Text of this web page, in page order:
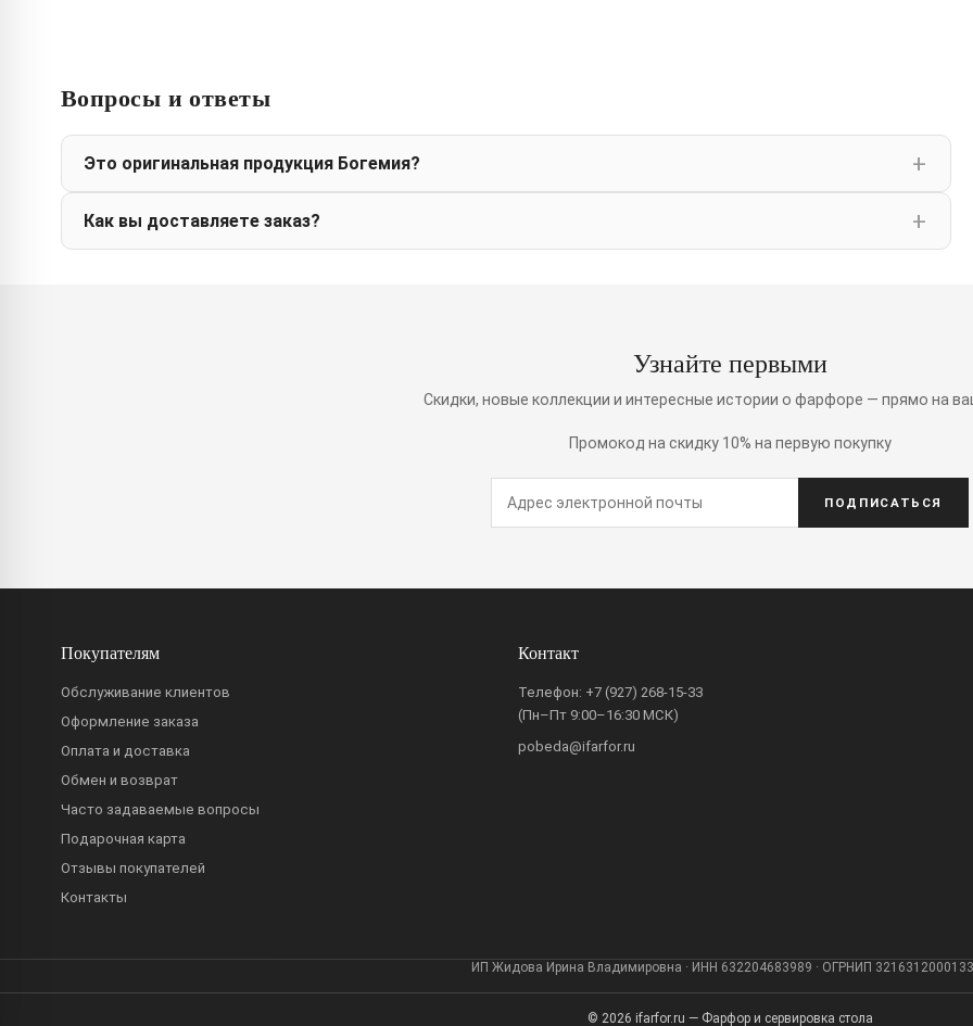
Вопросы и ответы
Это оригинальная продукция Богемия?
Как вы доставляете заказ?
Узнайте первыми
Скидки, новые коллекции и интересные истории о фарфоре — прямо на
Промокод на скидку 10% на первую покупку
ПОДПИСАТЬСЯ
Покупателям
Обслуживание клиентов
Оформление заказа
Оплата и доставка
Обмен и возврат
Часто задаваемые вопросы
Подарочная карта
Отзывы покупателей
Контакты
Контакт
Телефон: +7 (927) 268-15-33
(Пн–Пт 9:00–16:30 МСК)
pobeda@ifarfor.ru
ИП Жидова Ирина Владимировна · ИНН 632204683989 · ОГРНИП
© 2026 ifarfor.ru — Фарфор и сервировка стола